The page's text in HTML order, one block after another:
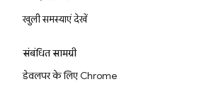
खुली समस्याएं देखें
संबंधित सामग्री
डेवलपर के लिए Chrome